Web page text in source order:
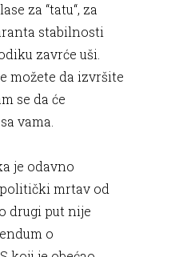
za “tatu“, za
stabilnosti
zavrće uši.
možete da izvršite
se da će
vama.
je odavno
mrtav od
drugi put nije
o